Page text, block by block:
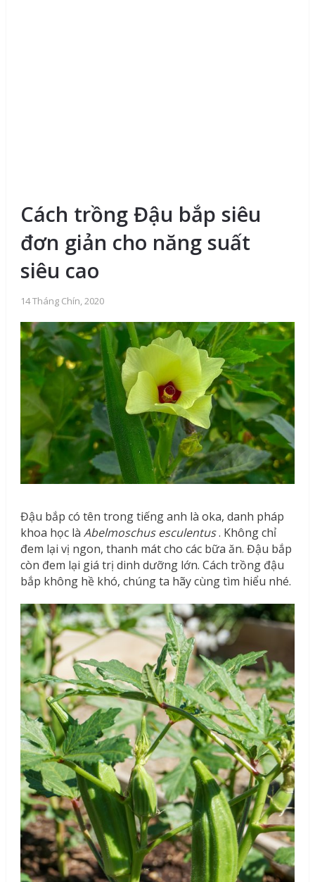
Cách trồng Đậu bắp siêu
đơn giản cho năng suất
siêu cao
14 Tháng Chín, 2020
Đậu bắp có tên trong tiếng anh là oka, danh pháp
khoa học là Abelmoschus esculentus. Không chỉ
đem lại vị ngon, thanh mát cho các bữa ăn. Đậu bắp
còn đem lại giá trị dinh dưỡng lớn. Cách trồng đậu
bắp không hề khó, chúng ta hãy cùng tìm hiểu nhé.